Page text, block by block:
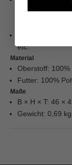
zwei große
etc.
Material
Oberstoff: 100%
Futter: 100%
Maße
B × H × T: 46 ×
Gewicht: 0,69 kg